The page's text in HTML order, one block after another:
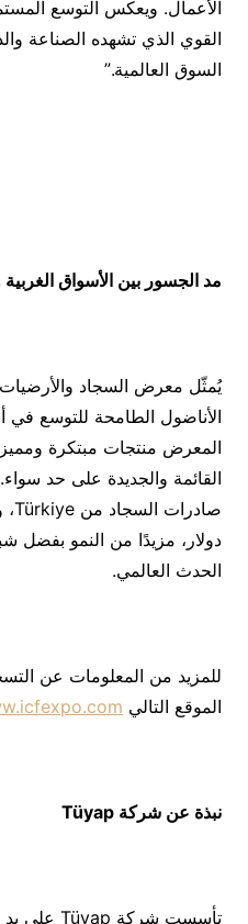
الأعمال. ويعكس التوسع
السوق العالمية.”
مد الجسور بين الأسواق الغربية
يُمثّل معرض السجاد
الأناضول الطامحة للتوسع في
المعرض منتجات مبتكرة ومميزة
القائمة والجديدة على حد
دولار، مزيدًا من النمو بفضل
الحدث العالمي.
للمزيد من المعلومات عن
الموقع التالي
نبذة عن شركة Tüyap